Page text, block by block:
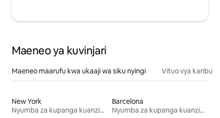
Maeneo ya kuvinjari
Maeneo maarufu kwa ukaaji wa siku nyingi Vituo vya karibu
New York
Nyumba za kupanga kuanzia mwezi mmoja
Barcelona
Nyumba za kupanga kuanzia mwezi mmoja